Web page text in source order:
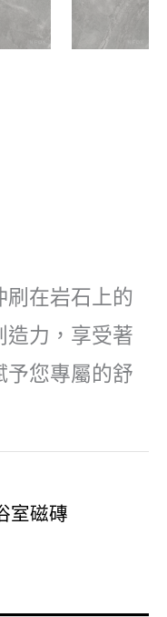
刷在岩石上的
造力，享受著
予您專屬的舒
室磁磚